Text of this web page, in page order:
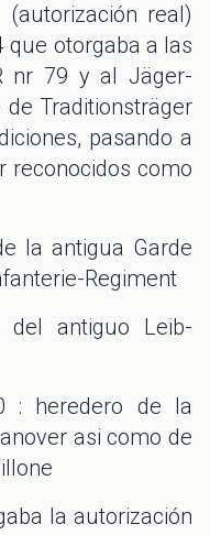
(autorización real)
que otorgaba a las
nr 79 y al Jäger-
Traditionsträger
pasando a
reconocidos como
la antigua Garde
Regiment
antiguo Leib-
: heredero de la
asi como de
la autorización